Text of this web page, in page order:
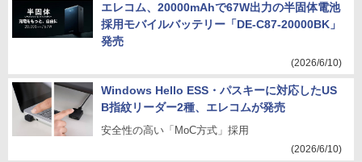
エレコム、20000mAhで67W出力の半固体電池
採用モバイルバッテリー「DE-C87-20000BK」
発売
(2026/6/10)
Windows Hello ESS・パスキーに対応したUS
B指紋リーダー2種、エレコムが発売
安全性の高い「MoC方式」採用
(2026/6/10)